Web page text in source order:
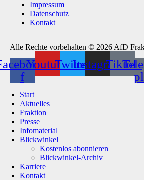
Impressum
Datenschutz
Kontakt
Alle Rechte vorbehalten © 2026 AfD
f
YoutubeTwitterInstagramTiktok
Start
Aktuelles
Fraktion
Presse
Infomaterial
Blickwinkel
Kostenlos abonnieren
Blickwinkel-Archiv
Karriere
Kontakt